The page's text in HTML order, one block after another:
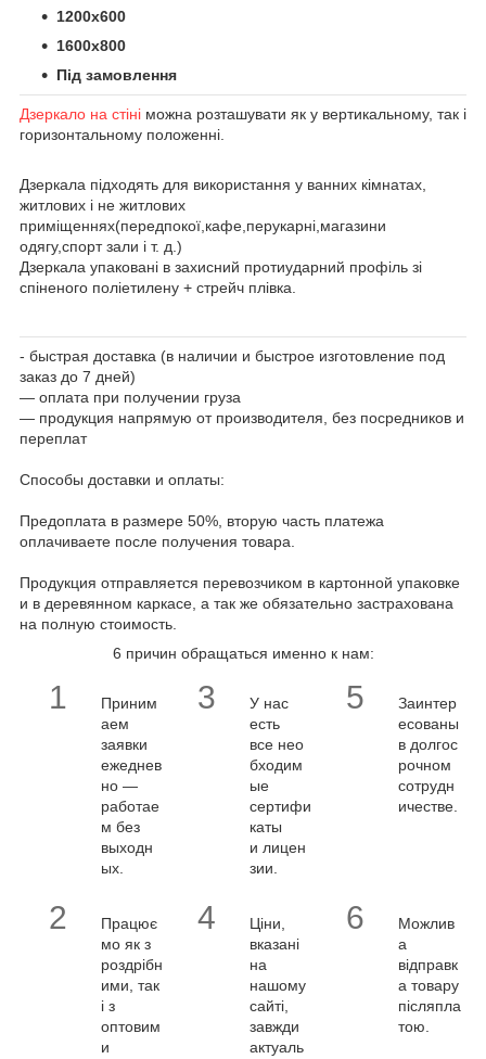
1200х600
1600х800
Під замовлення
Дзеркало на стіні можна розташувати як у вертикальному, так і
горизонтальному положенні.
Дзеркала підходять для використання у ванних кімнатах,
житлових і не житлових
приміщеннях(передпокої,кафе,перукарні,магазини
одягу,спорт зали і т. д.)
Дзеркала упаковані в захисний протиударний профіль зі
спіненого поліетилену + стрейч плівка.
- быстрая доставка (в наличии и быстрое изготовление под
заказ до 7 дней)
― оплата при получении груза
― продукция напрямую от производителя, без посредников и
переплат
Способы доставки и оплаты:
Предоплата в размере 50%, вторую часть платежа
оплачиваете после получения товара.
Продукция отправляется перевозчиком в картонной упаковке
и в деревянном каркасе, а так же обязательно застрахована
на полную стоимость.
6 причин обращаться именно к нам:
1
Приним
аем
заявки
ежеднев
но —
работае
м без
выходн
ых.
3
У нас
есть
все нео
бходим
ые
сертифи
каты
и лицен
зии.
5
Заинтер
есованы
в долгос
рочном
сотрудн
ичестве.
2
Працює
мо як з
роздрібн
ими, так
і з
оптовим
и
4
Ціни,
вказані
на
нашому
сайті,
завжди
актуаль
6
Можлив
а
відправк
а товару
післяпла
тою.